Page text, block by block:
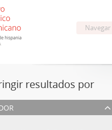
Navegar
resultados por